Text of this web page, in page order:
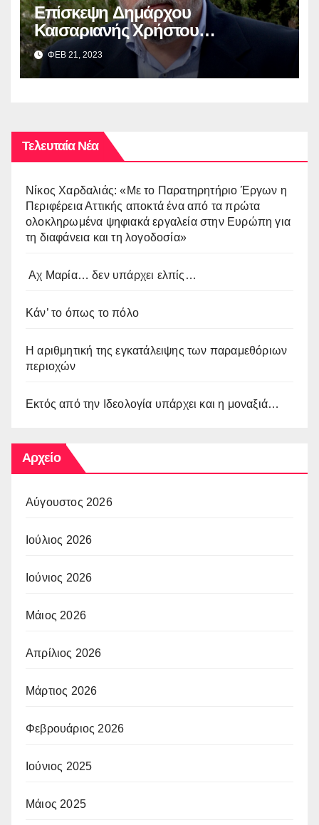
Επίσκεψη Δημάρχου
Καισαριανής Χρήστου
Βοσκόπουλου στην έκθεση
“ΜΙΚΡΑ ΑΣΙΑ: Λάμψη –
Καταστροφή – Ξεριζωμός –
ΦΕΒ 21, 2023
Τελευταία Νέα
Νίκος Χαρδαλιάς: «Με το Παρατηρητήριο Έργων η
Περιφέρεια Αττικής αποκτά ένα από τα πρώτα
ολοκληρωμένα ψηφιακά εργαλεία στην Ευρώπη για
τη διαφάνεια και τη λογοδοσία»
Αχ Μαρία… δεν υπάρχει ελπίς…
Κάν’ το όπως το πόλο
Η αριθμητική της εγκατάλειψης των παραμεθόριων
περιοχών
Εκτός από την Ιδεολογία υπάρχει και η μοναξιά…
Αρχείο
Αύγουστος 2026
Ιούλιος 2026
Ιούνιος 2026
Μάιος 2026
Απρίλιος 2026
Μάρτιος 2026
Φεβρουάριος 2026
Ιούνιος 2025
Μάιος 2025